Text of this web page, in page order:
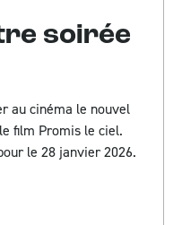
soirée
au cinéma le nouvel
film Promis le ciel.
le 28 janvier 2026.